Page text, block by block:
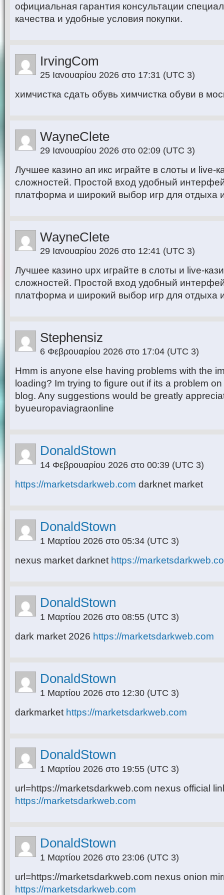
официальная гарантия консультации
качества и удобные условия покупки.
IrvingCom
25 Ιανουαρίου 2026 στο 17:31 (UTC 3)
химчистка сдать обувь химчистка обуви в
WayneClete
29 Ιανουαρίου 2026 στο 02:09 (UTC 3)
Лучшее казино ап икс играйте в слоты и live-
сложностей. Простой вход удобный
платформа и широкий выбор игр для отдыха
WayneClete
29 Ιανουαρίου 2026 στο 12:41 (UTC 3)
Лучшее казино upx играйте в слоты и live-
сложностей. Простой вход удобный
платформа и широкий выбор игр для отдыха
Stephensiz
6 Φεβρουαρίου 2026 στο 17:04 (UTC 3)
Hmm is anyone else having problems with the
loading? Im trying to figure out if its a problem
blog. Any suggestions would be greatly
byueuropaviagraonline
DonaldStown
14 Φεβρουαρίου 2026 στο 00:39 (UTC 3)
https://marketsdarkweb.com darknet market
DonaldStown
1 Μαρτίου 2026 στο 05:34 (UTC 3)
nexus market darknet https://
DonaldStown
1 Μαρτίου 2026 στο 08:55 (UTC 3)
dark market 2026 https://marketsdarkweb.com
DonaldStown
1 Μαρτίου 2026 στο 12:30 (UTC 3)
darkmarket https://marketsdarkweb.com
DonaldStown
1 Μαρτίου 2026 στο 19:55 (UTC 3)
url=https://marketsdarkweb.com nexus official
https://marketsdarkweb.com
DonaldStown
1 Μαρτίου 2026 στο 23:06 (UTC 3)
url=https://marketsdarkweb.com nexus onion
https://marketsdarkweb.com